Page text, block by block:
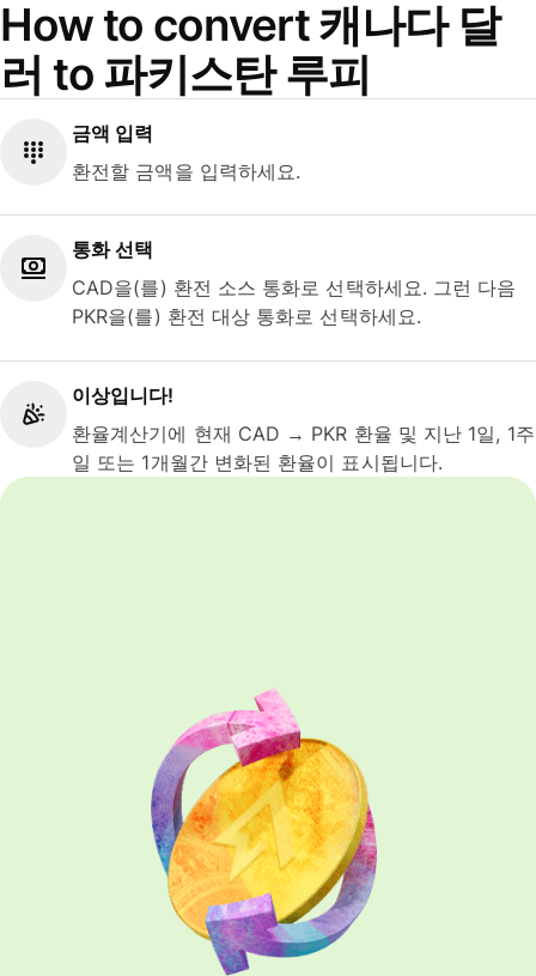
How to convert 캐나다 달
러 to 파키스탄 루피
금액 입력
환전할 금액을 입력하세요.
통화 선택
CAD을(를) 환전 소스 통화로 선택하세요. 그런 다음
PKR을(를) 환전 대상 통화로 선택하세요.
이상입니다!
환율계산기에 현재 CAD → PKR 환율 및 지난 1일, 1주
일 또는 1개월간 변화된 환율이 표시됩니다.